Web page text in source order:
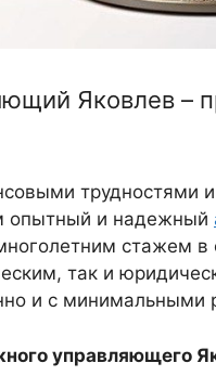
Яковлев –
трудностями
опытный и надежный
стажем в
так и
и с минимальными
управляющего